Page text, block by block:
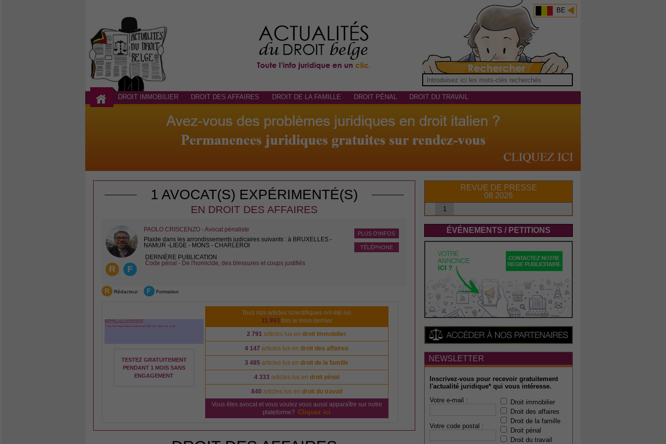
BE
DROIT IMMOBILIER DROIT DES AFFAIRES DROIT DE LA FAMILLE DROIT PÉNAL DROIT DU TRAVAIL
1 AVOCAT(S) EXPÉRIMENTÉ(S)
EN DROIT DES AFFAIRES
R F
PLUS D'INFOS
TÉLÉPHONE
PAOLO CRISCENZO - Avocat pénaliste
Plaide dans les arrondissements judicaires suivants : à BRUXELLES -
NAMUR -LIEGE - MONS - CHARLEROI
DERNIÈRE PUBLICATION
Code pénal - De l'homicide, des blessures et coups justifiés
R Rédacteur F Formation
TESTEZ GRATUITEMENT
PENDANT 1 MOIS SANS
ENGAGEMENT
Tous nos articles scientifiques ont été lus
31 993 fois le mois dernier
2 791 articles lus endroit immobilier
4 147 articles lus endroit des affaires
3 485 articles lus endroit de la famille
4 333 articles lus en droit pénal
840 articles lus en droit du travail
Vous êtes avocat et vous voulez vous aussi apparaître sur notre
plateforme? Cliquez ici
REVUE DE PRESSE
08 2026
1
ÉVÉNEMENTS / PETITIONS
NEWSLETTER
Inscrivez-vous pour recevoir gratuitement
l'actualité juridique* qui vous intéresse.
Votre e-mail :
Votre code postal :
Droit immobilier
Droit des affaires
Droit de la famille
Droit pénal
Droit du travail